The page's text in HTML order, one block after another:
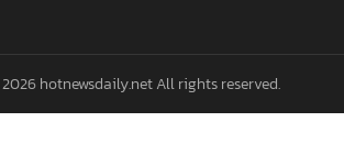
hotnewsdaily.net All rights reserved.